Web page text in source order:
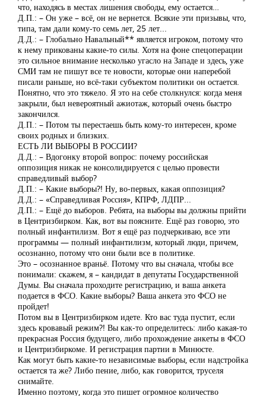
что, находясь в местах лишения свободы, ему остается…
Д.П.: – Он уже – всё, он не вернется. Всякие эти призывы, что,
типа, там дали кому-то семь лет, 25 лет...
Д.Д.: – Глобально Навальный** является игроком, потому что
к нему прикованы какие-то силы. Хотя на фоне спецоперации
это сильное внимание несколько угасло на Западе и здесь, уже
СМИ там не пишут все те новости, которые они наперебой
писали раньше, но всё-таки субъектом политики он остается.
Понятно, что это тяжело. Я это на себе столкнулся: когда меня
закрыли, был невероятный ажиотаж, который очень быстро
закончился.
Д.П.: – Потом ты перестаешь быть кому-то интересен, кроме
своих родных и близких.
ЕСТЬ ЛИ ВЫБОРЫ В РОССИИ?
Д.Д.: – Вдогонку второй вопрос: почему российская
оппозиция никак не консолидируется с целью провести
справедливый выбор?
Д.П.: – Какие выборы?! Ну, во-первых, какая оппозиция?
Д.Д.: – «Справедливая Россия», КПРФ, ЛДПР...
Д.П.: – Ещё до выборов. Ребята, на выборы вы должны прийти
в Центризбирком. Как, вот вы поясните. Ещё раз говорю, это
полный инфантилизм. Вот я ещё раз подчеркиваю, все эти
программы — полный инфантилизм, который люди, причем,
осознанно, потому что они были все в политике.
Это – осознанное враньё. Потому что вы сначала, чтобы все
понимали: скажем, я – кандидат в депутаты Государственной
Думы. Вы сначала проходите регистрацию, и ваша анкета
подается в ФСО. Какие выборы? Ваша анкета это ФСО не
пройдет!
Потом вы в Центризбирком идете. Кто вас туда пустит, если
здесь кровавый режим?! Вы как-то определитесь: либо какая-то
прекрасная Россия будущего, либо прохождение анкеты в ФСО
и Центризбиркоме. И регистрация партии в Минюсте.
Как могут быть какие-то независимые выборы, если надстройка
остается та же? Либо пение, либо, как говорится, труселя
снимайте.
Именно поэтому, когда это пишет огромное количество